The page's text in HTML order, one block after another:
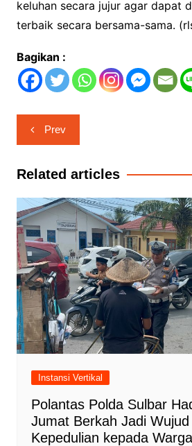
keluhan secara jujur agar dapat
terbaik secara bersama-sama.
Bagikan :
Navigasi
pos
Prev
Related articles
Instansi Vertikal
Polantas Polda Sulbar
Jumat Berkah Jadi
Kepedulian kepada Warga